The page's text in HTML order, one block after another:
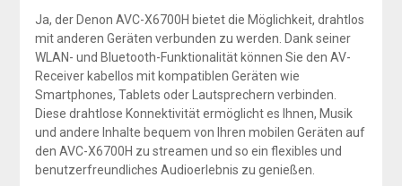
Ja, der Denon AVC-X6700H bietet die Möglichkeit, drahtlos
mit anderen Geräten verbunden zu werden. Dank seiner
WLAN- und Bluetooth-Funktionalität können Sie den AV-
Receiver kabellos mit kompatiblen Geräten wie
Smartphones, Tablets oder Lautsprechern verbinden.
Diese drahtlose Konnektivität ermöglicht es Ihnen, Musik
und andere Inhalte bequem von Ihren mobilen Geräten auf
den AVC-X6700H zu streamen und so ein flexibles und
benutzerfreundliches Audioerlebnis zu genießen.